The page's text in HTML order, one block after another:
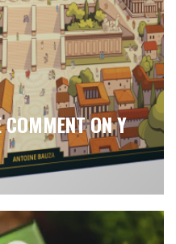
COMMENT ON Y